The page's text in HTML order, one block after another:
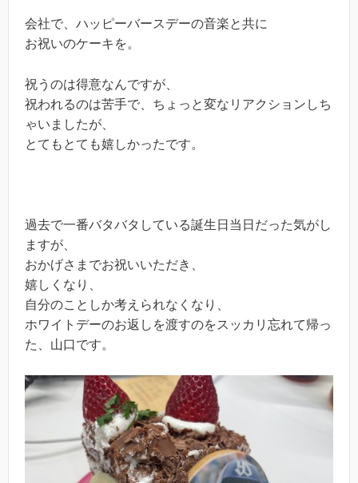
会社で、ハッピーバースデーの音楽と共に
お祝いのケーキを。
祝うのは得意なんですが、
祝われるのは苦手で、ちょっと変なリアクションしち
ゃいましたが、
とてもとても嬉しかったです。
過去で一番バタバタしている誕生日当日だった気がし
ますが、
おかげさまでお祝いいただき、
嬉しくなり、
自分のことしか考えられなくなり、
ホワイトデーのお返しを渡すのをスッカリ忘れて帰っ
た、山口です。